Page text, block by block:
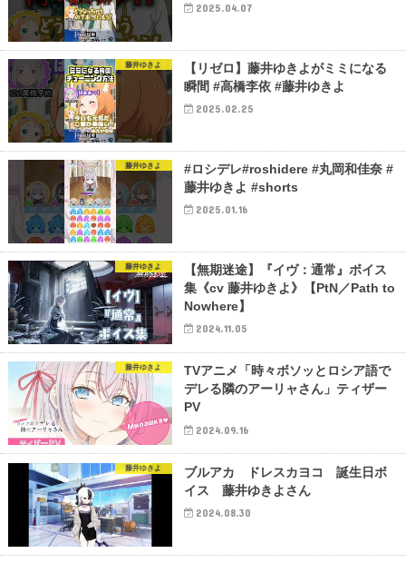
2025.04.07
藤井ゆきよ
【リゼロ】藤井ゆきよがミミになる
瞬間 #高橋李依 #藤井ゆきよ
2025.02.25
藤井ゆきよ
#ロシデレ#roshidere #丸岡和佳奈 #
藤井ゆきよ #shorts
2025.01.16
藤井ゆきよ
【無期迷途】『イヴ：通常』ボイス
集《cv 藤井ゆきよ》【PtN／Path to
Nowhere】
2024.11.05
藤井ゆきよ
TVアニメ「時々ボソッとロシア語で
デレる隣のアーリャさん」ティザー
PV
2024.09.16
藤井ゆきよ
ブルアカ ドレスカヨコ 誕生日ボ
イス 藤井ゆきよさん
2024.08.30